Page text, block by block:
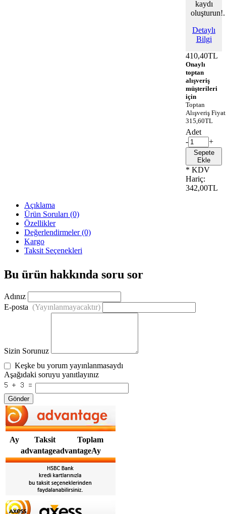
kaydı
oluşturun!.
Detaylı
Bilgi
410,40TL
Onaylı
toptan
alışveriş
müşterileri
için
Toptan
Alışveriş
315,60TL
Adet
-
+
Sepete
Ekle
* KDV
Hariç:
342,00TL
Açıklama
Ürün Soruları (0)
Özellikler
Değerlendirmeler (0)
Kargo
Taksit Seçenekleri
Bu ürün hakkında soru sor
Adınız
E-posta (Yayınlanmayacaktır)
Sizin Sorunuz
Keşke bu yorum yayınlanmasaydı
Aşağıdaki soruyu yanıtlayınız
Gönder
Ay Taksit
Toplam
advantageadvantageAy